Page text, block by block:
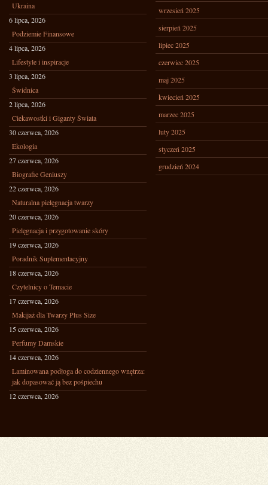
Ukraina
6 lipca, 2026
Podziemie Finansowe
4 lipca, 2026
Lifestyle i inspiracje
3 lipca, 2026
Świdnica
2 lipca, 2026
Ciekawostki i Giganty Świata
30 czerwca, 2026
Ekologia
27 czerwca, 2026
Biografie Geniuszy
22 czerwca, 2026
Naturalna pielęgnacja twarzy
20 czerwca, 2026
Pielęgnacja i przygotowanie skóry
19 czerwca, 2026
Poradnik Suplementacyjny
18 czerwca, 2026
Czytelnicy o Temacie
17 czerwca, 2026
Makijaż dla Twarzy Plus Size
15 czerwca, 2026
Perfumy Damskie
14 czerwca, 2026
Laminowana podłoga do codziennego wnętrza:
jak dopasować ją bez pośpiechu
12 czerwca, 2026
wrzesień 2025
sierpień 2025
lipiec 2025
czerwiec 2025
maj 2025
kwiecień 2025
marzec 2025
luty 2025
styczeń 2025
grudzień 2024